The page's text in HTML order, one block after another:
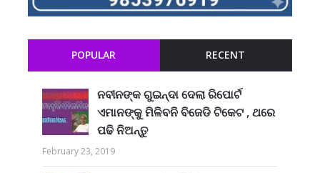
POPULAR RECENT
ନବୀନଙ୍କ ଗୁଇନ୍ଦା ଦେଲା ରିପୋର୍ଟ
ଏମାନଙ୍କୁ ମିଳିବନି ବିଜେଡି ଟିକେଟ , ଥରେ
ପଢି ନିଅନ୍ତୁ
February 23, 2019